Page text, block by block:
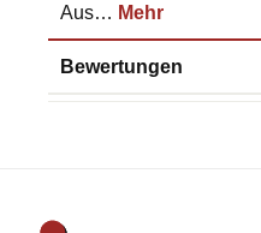
Aus… Mehr
Bewertungen